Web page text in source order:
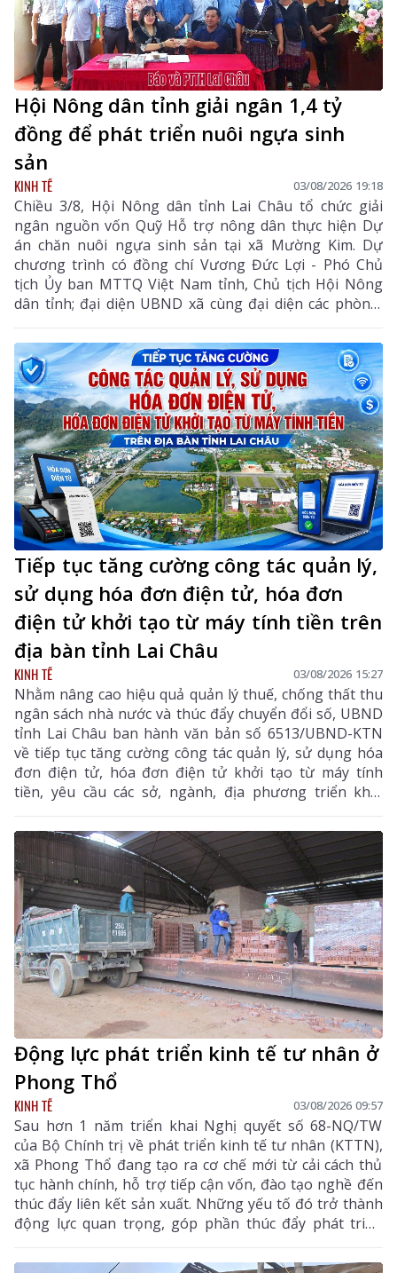
Hội Nông dân tỉnh giải ngân 1,4 tỷ
đồng để phát triển nuôi ngựa sinh
sản
KINH TẾ 03/08/2026 19:18
Chiều 3/8, Hội Nông dân tỉnh Lai Châu tổ chức giải
ngân nguồn vốn Quỹ Hỗ trợ nông dân thực hiện Dự
án chăn nuôi ngựa sinh sản tại xã Mường Kim. Dự
chương trình có đồng chí Vương Đức Lợi - Phó Chủ
tịch Ủy ban MTTQ Việt Nam tỉnh, Chủ tịch Hội Nông
dân tỉnh; đại diện UBND xã cùng đại diện các phòng,
ban chuyên môn, Hội Nông dân xã và các hội viên
tham gia dự án.
Tiếp tục tăng cường công tác quản lý,
sử dụng hóa đơn điện tử, hóa đơn
điện tử khởi tạo từ máy tính tiền trên
địa bàn tỉnh Lai Châu
KINH TẾ 03/08/2026 15:27
Nhằm nâng cao hiệu quả quản lý thuế, chống thất thu
ngân sách nhà nước và thúc đẩy chuyển đổi số, UBND
tỉnh Lai Châu ban hành văn bản số 6513/UBND-KTN
về tiếp tục tăng cường công tác quản lý, sử dụng hóa
đơn điện tử, hóa đơn điện tử khởi tạo từ máy tính
tiền, yêu cầu các sở, ngành, địa phương triển khai
đồng bộ các giải pháp nhằm nâng cao hiệu quả quản
lý thuế, chống thất thu ngân sách và thúc đẩy chuyển
đổi số trên địa bàn tỉnh.
Động lực phát triển kinh tế tư nhân ở
Phong Thổ
KINH TẾ 03/08/2026 09:57
Sau hơn 1 năm triển khai Nghị quyết số 68-NQ/TW
của Bộ Chính trị về phát triển kinh tế tư nhân (KTTN),
xã Phong Thổ đang tạo ra cơ chế mới từ cải cách thủ
tục hành chính, hỗ trợ tiếp cận vốn, đào tạo nghề đến
thúc đẩy liên kết sản xuất. Những yếu tố đó trở thành
động lực quan trọng, góp phần thúc đẩy phát triển
kinh tế - xã hội của vùng đất biên cương, từng bước
khẳng định rõ nét vai trò của KTTN.